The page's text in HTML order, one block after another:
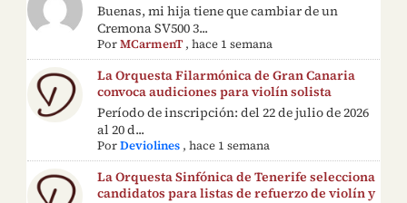
Buenas, mi hija tiene que cambiar de un
Cremona SV500 3...
PorMCarmenT,hace 1 semana
La Orquesta Filarmónica de Gran Canaria
convoca audiciones para violín solista
Período de inscripción: del 22 de julio de 2026
al 20 d...
PorDeviolines ,hace 1 semana
La Orquesta Sinfónica de Tenerife selecciona
candidatos para listas de refuerzo de violín y